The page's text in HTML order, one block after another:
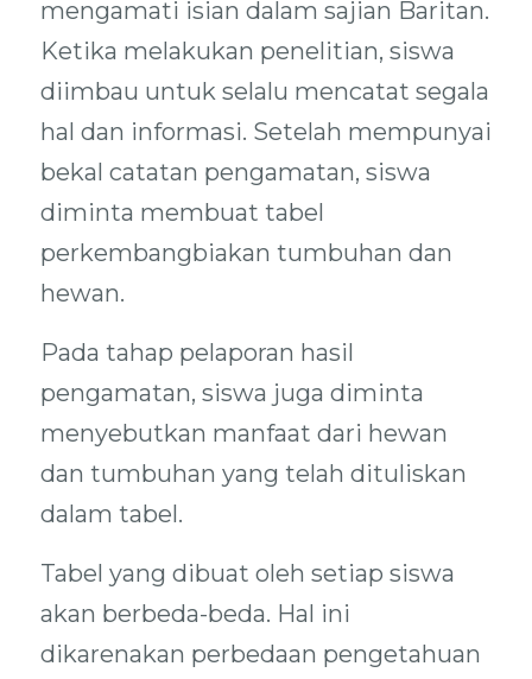
mengamati isian dalam sajian Baritan.
Ketika melakukan penelitian, siswa
diimbau untuk selalu mencatat segala
hal dan informasi. Setelah mempunyai
bekal catatan pengamatan, siswa
diminta membuat tabel
perkembangbiakan tumbuhan dan
hewan.
Pada tahap pelaporan hasil
pengamatan, siswa juga diminta
menyebutkan manfaat dari hewan
dan tumbuhan yang telah dituliskan
dalam tabel.
Tabel yang dibuat oleh setiap siswa
akan berbeda-beda. Hal ini
dikarenakan perbedaan pengetahuan